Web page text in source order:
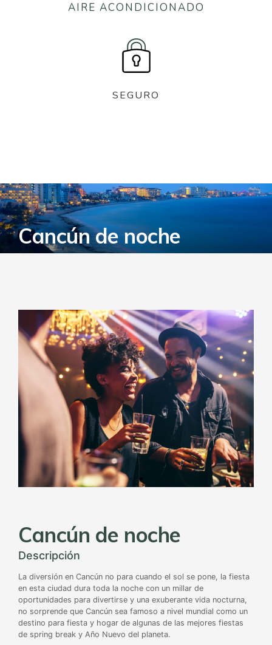
AIRE ACONDICIONADO
SEGURO
Cancún de noche
Cancún de noche
Descripción
La diversión en Cancún no para cuando el sol se pone, la fiesta
en esta ciudad dura toda la noche con un millar de
oportunidades para divertirse y una exuberante vida nocturna,
no sorprende que Cancún sea famoso a nivel mundial como un
destino para fiesta y hogar de algunas de las mejores fiestas
de spring break y Año Nuevo del planeta.